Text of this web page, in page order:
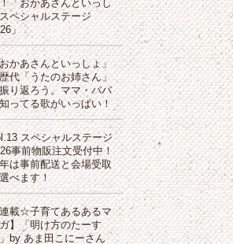
「おかあさんといっし
ペシャルステージ
」
おかあさんといっしょ」
代「うたのお姉さん」
り返ろう。ママ・パパ
ってる歌がいっぱい！
スペシャルステージ
事前物販注文受付中！
は事前配送と会場受取
べます！
載☆子育てあるあるマ
】「明け方のたーす
by あま田こにーさん